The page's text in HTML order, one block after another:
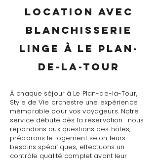
location avec
blanchisserie
linge à Le Plan-
de-la-Tour
À chaque séjour à Le Plan-de-la-Tour,
Style de Vie orchestre une expérience
mémorable pour vos voyageurs. Notre
service débute dès la réservation : nous
répondons aux questions des hôtes,
préparons le logement selon leurs
besoins spécifiques, effectuons un
contrôle qualité complet avant leur